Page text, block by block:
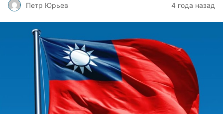
Петр Юрьев 4 года назад